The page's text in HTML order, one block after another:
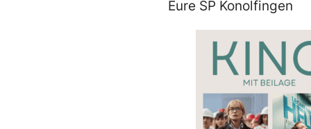
Eure SP Konolfingen